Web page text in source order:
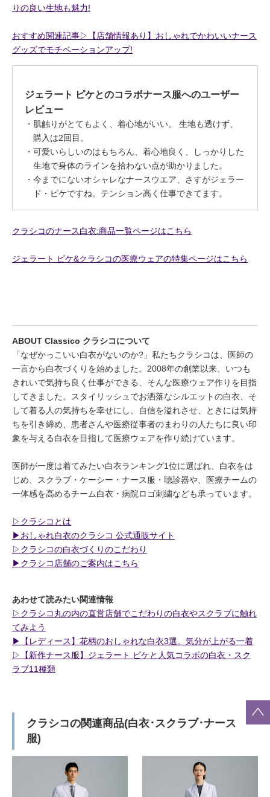
りの良い生地も魅力!
おすすめ関連記事▷【店舗情報あり】おしゃれでかわいいナース
グッズでモチベーションアップ!
ジェラート ピケとのコラボナース服へのユーザー
レビュー
肌触りがとてもよく、着心地がいい。 生地も透けず、
購入は2回目。
可愛いらしいのはもちろん、着心地良く、しっかりした
生地で身体のラインを拾わない点が助かりました。
今までにないオシャレなナースウエア、さすがジェラー
ド・ピケですね。テンション高く仕事できてます。
クラシコのナース白衣:商品一覧ページはこちら
ジェラート ピケ&クラシコの医療ウェアの特集ページはこちら
ABOUT Classico クラシコについて
「なぜかっこいい白衣がないのか?」私たちクラシコは、医師の
一言から白衣づくりを始めました。2008年の創業以来、いつも
きれいで気持ち良く仕事ができる、そんな医療ウェア作りを目指
してきました。スタイリッシュでお洒落なシルエットの白衣、そ
して着る人の気持ちを幸せにし、自信を溢れさせ、ときには気持
ちを引き締め、患者さんや医療従事者のまわりの人たちに良い印
象を与える白衣を目指して医療ウェアを作り続けています。
医師が一度は着てみたい白衣ランキング1位に選ばれ、白衣をは
じめ、スクラブ・ケーシー・ナース服・聴診器や、医療チームの
一体感を高めるチーム白衣・病院ロゴ刺繍なども承っています。
▷クラシコとは
▶︎おしゃれ白衣のクラシコ 公式通販サイト
▷クラシコの白衣づくりのこだわり
▶︎クラシコ店舗のご案内はこちら
あわせて読みたい関連情報
▷クラシコ丸の内の直営店舗でこだわりの白衣やスクラブに触れ
てみよう
▶︎【レディース】花柄のおしゃれな白衣3選。気分が上がる一着
▷【新作ナース服】ジェラート ピケと人気コラボの白衣・スク
ラブ11種類
クラシコの関連商品(白衣･スクラブ･ナース
服)